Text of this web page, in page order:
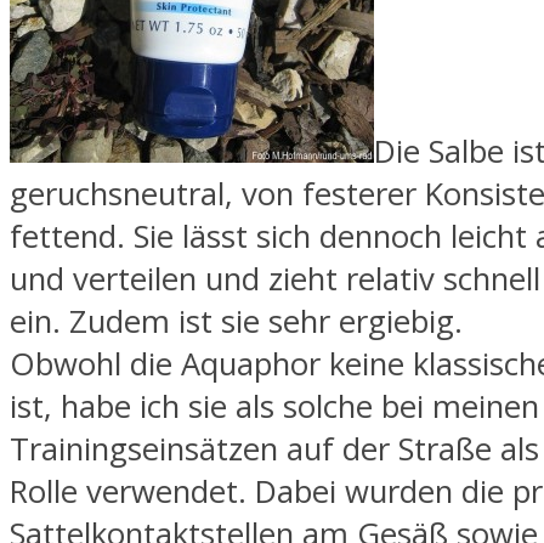
Die Salbe
geruchsneutral, von festerer
fettend. Sie lässt sich dennoch leicht
und verteilen und zieht relativ
ein. Zudem ist sie sehr ergiebig.
Obwohl die Aquaphor keine
ist, habe ich sie als solche bei meinen
Trainingseinsätzen auf der Straße
Rolle verwendet. Dabei wurden die
Sattelkontaktstellen am Gesäß